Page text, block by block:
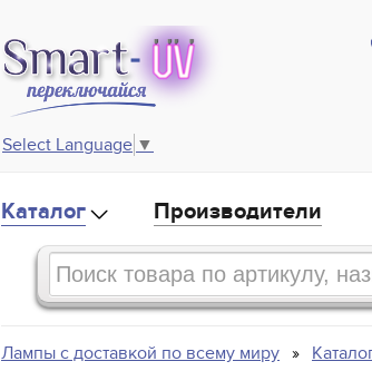
Select Language ▼
Каталог Производители
Лампы с доставкой по всему миру